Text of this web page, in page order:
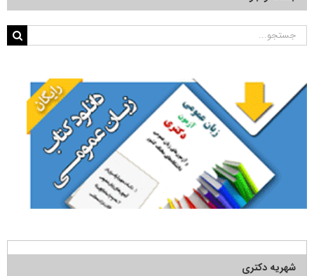
جستجو
شهریه دکتری